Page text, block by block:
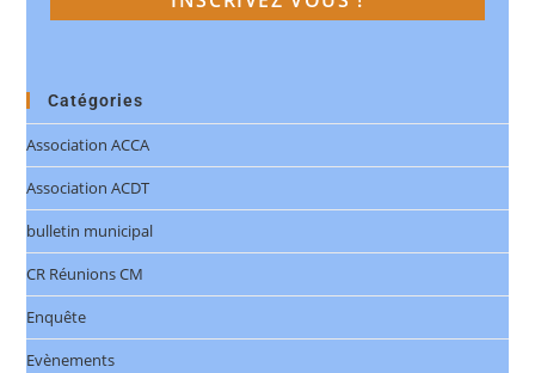
Catégories
Association ACCA
Association ACDT
bulletin municipal
CR Réunions CM
Enquête
Evènements